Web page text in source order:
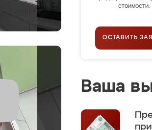
стоимости.
ОСТАВИТЬ
Ваша